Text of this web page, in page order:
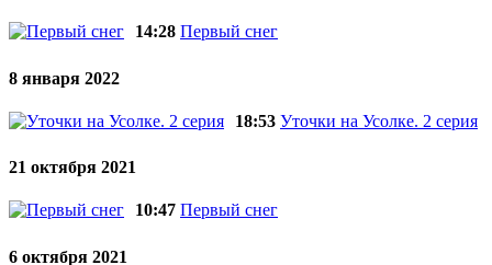
14:28 Первый снег
8 января 2022
18:53 Уточки на Усолке. 2 серия
21 октября 2021
10:47 Первый снег
6 октября 2021